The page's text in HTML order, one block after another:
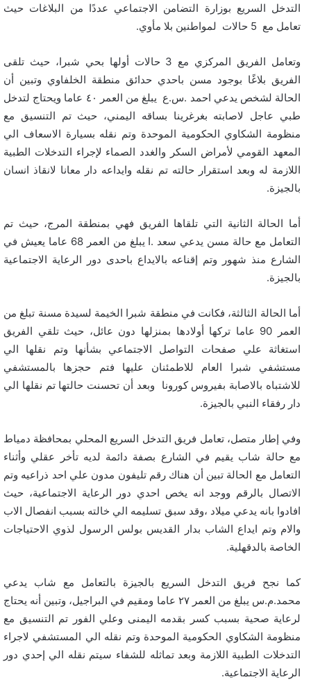
التدخل السريع بوزارة التضامن الاجتماعي عددًا من البلاغات حيث
تعامل مع 5 حالات لمواطنين بلا مأوي.
وتعامل الفريق المركزي مع 3 حالات أولها بحي شبرا، حيث تلقى
الفريق بلاغًا بوجود مسن باحدي حدائق منطقة الخلفاوي وتبين أن
الحالة لشخص يدعي احمد .س.ع يبلغ من العمر ٤٠ عاما ويحتاج لتدخل
طبي عاجل لاصابته بغرغرينا بساقه اليمني، حيث تم التنسيق مع
منظومة الشكاوي الحكومية الموحدة وتم نقله بسيارة الاسعاف الي
المعهد القومي لأمراض السكر والغدد الصماء لإجراء التدخلات الطبية
اللازمة له وبعد استقرار حالته تم نقله وايداعه دار معانا لانقاذ انسان
بالجيزة.
أما الحالة الثانية التي تلقاها الفريق فهي بمنطقة المرج، حيث تم
التعامل مع حالة مسن يدعي سعد .ا يبلغ من العمر 68 عاما يعيش في
الشارع منذ شهور وتم إقناعه بالايداع باحدى دور الرعاية الاجتماعية
بالجيزة.
أما الحالة الثالثة، فكانت في منطقة شبرا الخيمة لسيدة مسنة تبلغ من
العمر 90 عاما تركها أولادها بمنزلها دون عائل، حيث تلقي الفريق
استغاثة علي صفحات التواصل الاجتماعي بشأنها وتم نقلها الي
مستشفي شبرا العام للاطمئنان عليها فتم حجزها بالمستشفي
للاشتباه بالاصابة بفيروس كورونا وبعد أن تحسنت حالتها تم نقلها الي
دار رفقاء النبي بالجيزة.
وفي إطار متصل، تعامل فريق التدخل السريع المحلي بمحافظة دمياط
مع حالة شاب يقيم في الشارع بصفة دائمة لديه تأخر عقلي وأثناء
التعامل مع الحالة تبين أن هناك رقم تليفون مدون علي احد ذراعيه وتم
الاتصال بالرقم ووجد انه يخص احدي دور الرعاية الاجتماعية، حيث
افادوا بانه يدعي ميلاد ،وقد سبق تسليمه الي خالته بسبب انفصال الاب
والام وتم ايداع الشاب بدار القديس بولس الرسول لذوي الاحتياجات
الخاصة بالدقهلية.
كما نجح فريق التدخل السريع بالجيزة بالتعامل مع شاب يدعي
محمد.م.س يبلغ من العمر ٢٧ عاما ومقيم في البراجيل، وتبين أنه يحتاج
لرعاية صحية بسبب كسر بقدمه اليمنى وعلي الفور تم التنسيق مع
منظومة الشكاوي الحكومية الموحدة وتم نقله الي المستشفي لاجراء
التدخلات الطبية اللازمة وبعد تماثله للشفاء سيتم نقله الي إحدي دور
الرعاية الاجتماعية.